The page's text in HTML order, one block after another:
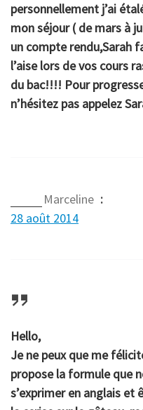
personnellement j’ai
mon séjour ( de mars à
un compte rendu,Sarah
l’aise lors de vos cours
du bac!!!! Pour
n’hésitez pas appelez
Marceline :
28 août 2014
Hello,
Je ne peux que me
propose la formule que
s’exprimer en anglais